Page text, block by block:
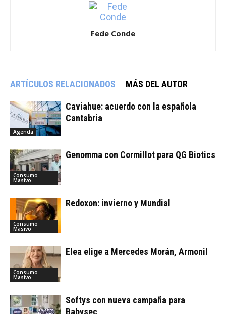
Fede Conde
ARTÍCULOS RELACIONADOS MÁS DEL AUTOR
Agenda
Caviahue: acuerdo con la española
Cantabria
Consumo
Masivo
Genomma con Cormillot para QG Biotics
Consumo
Masivo
Redoxon: invierno y Mundial
Consumo
Masivo
Elea elige a Mercedes Morán, Armonil
Softys con nueva campaña para
Babysec